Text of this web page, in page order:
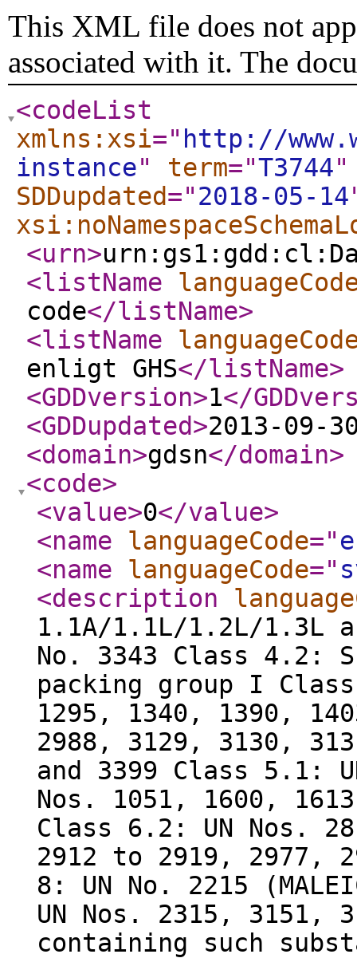
This XML file does not
associated with it. The
<codeList
xmlns:xsi=" http://
instance" term="T3744"
SDDupdated="2018-05-14
<urn>
<listName
code</listName>
<listName
enligt GHS</listName>
<GDDversion>1</
<GDDupdated>2013-09-
<domain>gdsn</domain>
<code>
<value>0</value>
<name
languageCode="
<name
languageCode="
<description
1.1A/1.1L/1.2L/1.3L
No. 3343 Class 4.2:
packing group I
1295, 1340, 1390,
2988, 3129, 3130,
and 3399 Class 5.1:
Nos. 1051, 1600,
Class 6.2: UN Nos.
2912 to 2919, 2977,
8: UN No. 2215
UN Nos. 2315, 3151,
containing such